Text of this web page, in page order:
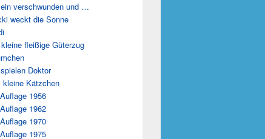
verschwunden und …
weckt die Sonne
fleißige Güterzug
Doktor
kleine Kätzchen
1956
1962
1970
1975